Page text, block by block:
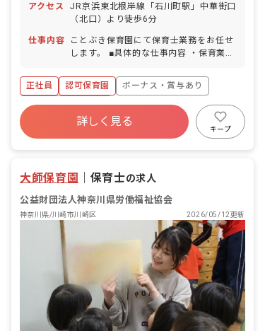
アクセス
JR京浜東北根岸線「石川町駅」中華街口
（北口）より徒歩6分
仕事内容
ことぶき保育園にて保育士業務をお任せ
します。 ■具体的な仕事内容 ・保育業務
備、記録作成 ・環境整備 ・健康、家庭
状況の把握 等 ■備考 ・お散歩は、イタ
リア山庭園、アメリカ山公園、山下公園
などへ出かけます。 ・外国籍の子どもた
ちが多く、国際色豊かな保育園です。
正社員 認可保育園
ボーナス・賞与あり
年間休日120日以上
寮・住宅・家賃補助あり
社会保険完備
詳しく見る
キープ
大師保育園 保育士の求人
公益財団法人神奈川県労働福祉協会
神奈川県/川崎市川崎区 2026/05/12更新